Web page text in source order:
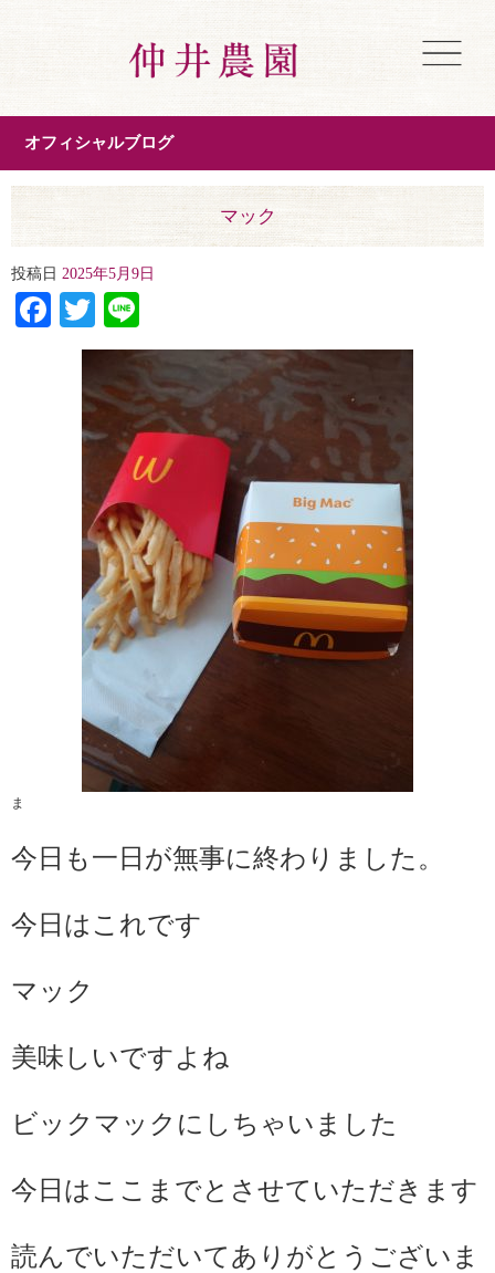
オフィシャルブログ
マック
投稿日 2025年5月9日
Facebook
Twitter
ま
今日も一日が無事に終わりました。
今日はこれです
マック
美味しいですよね
ビックマックにしちゃいました
今日はここまでとさせていただきます
読んでいただいてありがとうございま